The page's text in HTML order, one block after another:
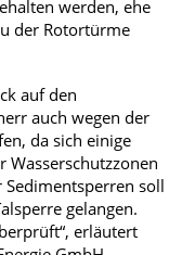
werden, ehe
der Rotortürme
auf den
auch wegen der
da sich einige
Wasserschutzzonen
Sedimentsperren soll
gelangen.
erläutert